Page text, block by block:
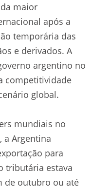
maior
após a
temporária das
e derivados. A
argentino no
competitividade
global.
mundiais no
Argentina
para
tributária estava
de outubro ou até